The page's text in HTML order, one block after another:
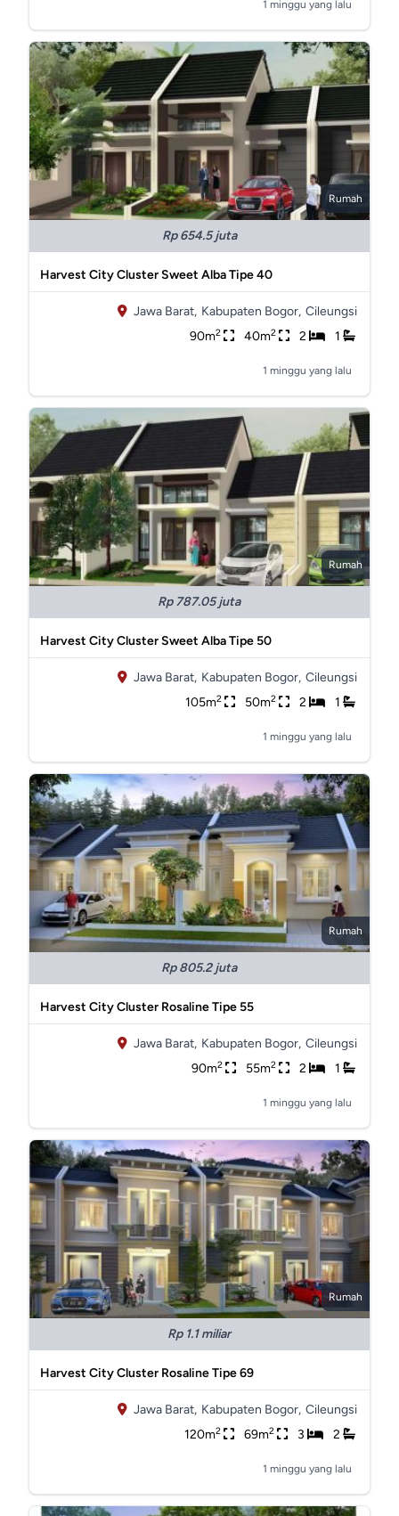
1 minggu yang lalu
Rumah
Rp 654.5 juta
Harvest City Cluster Sweet Alba Tipe 40
Jawa Barat, Kabupaten Bogor, Cileungsi
90m2 40m2 2 1
1 minggu yang lalu
Rumah
Rp 787.05 juta
Harvest City Cluster Sweet Alba Tipe 50
Jawa Barat, Kabupaten Bogor, Cileungsi
105m2 50m2 2 1
1 minggu yang lalu
Rumah
Rp 805.2 juta
Harvest City Cluster Rosaline Tipe 55
Jawa Barat, Kabupaten Bogor, Cileungsi
90m2 55m2 2 1
1 minggu yang lalu
Rumah
Rp 1.1 miliar
Harvest City Cluster Rosaline Tipe 69
Jawa Barat, Kabupaten Bogor, Cileungsi
120m2 69m2 3 2
1 minggu yang lalu